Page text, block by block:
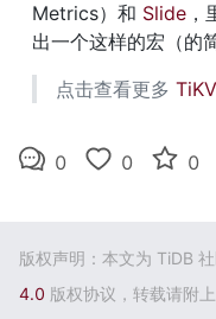
Metrics）和 Slide
出一个这样的宏（的
点击查看更多
0 0 0
版权声明：本文为 TiDB
4.0 版权协议，转载请附